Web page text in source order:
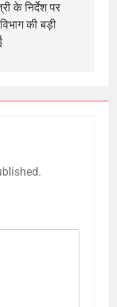
के निर्देश पर
की बड़ी